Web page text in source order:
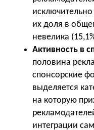
их доля в
невелика
Активность в
половина
спонсорские
выделяется
на которую
интеграции